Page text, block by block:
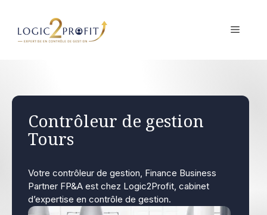
contenu
MENU
Contrôleur de gestion
Tours
Votre contrôleur de gestion, Finance Business
Partner FP&A est chez Logic2Profit, cabinet
d’expertise en contrôle de gestion.